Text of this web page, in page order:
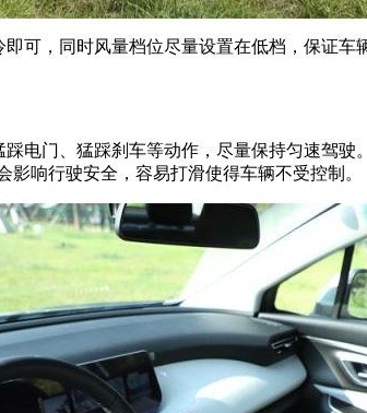
，同时风量档位尽量设置在低档，保证车
门、猛踩刹车等动作，尽量保持匀速驾驶
响行驶安全，容易打滑使得车辆不受控制。